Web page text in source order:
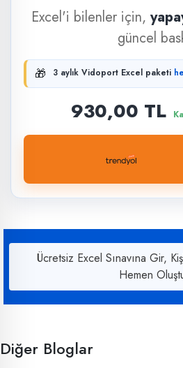
Excel'i bilenler için,
güncel
🎁 3 aylık Vidoport Excel paketi
930,00 TL
Ücretsiz Excel Sınavına Gir,
Hemen
Diğer Bloglar